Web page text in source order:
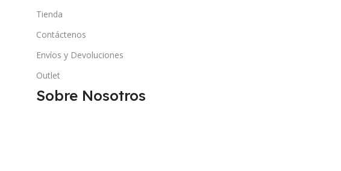
Tienda
Contáctenos
Envíos y Devoluciones
Outlet
Sobre Nosotros